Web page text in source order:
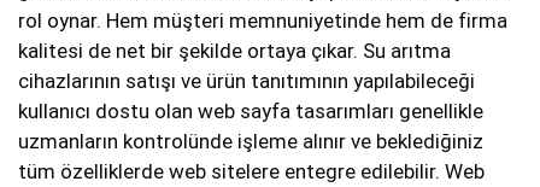
rol oynar. Hem müşteri memnuniyetinde hem de firma
kalitesi de net bir şekilde ortaya çıkar. Su arıtma
cihazlarının satışı ve ürün tanıtımının yapılabileceği
kullanıcı dostu olan web sayfa tasarımları genellikle
uzmanların kontrolünde işleme alınır ve beklediğiniz
tüm özelliklerde web sitelere entegre edilebilir. Web